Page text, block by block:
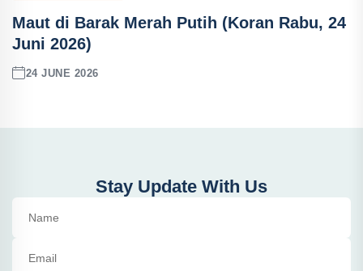
Maut di Barak Merah Putih (Koran Rabu, 24
Juni 2026)
24 JUNE 2026
Stay Update With Us